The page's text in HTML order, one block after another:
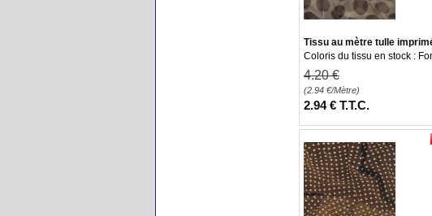
Tissu au mètre tulle
Coloris du tissu en stock :
4.20 €
(2.94 €/Mètre)
2.94 € T.T.C.